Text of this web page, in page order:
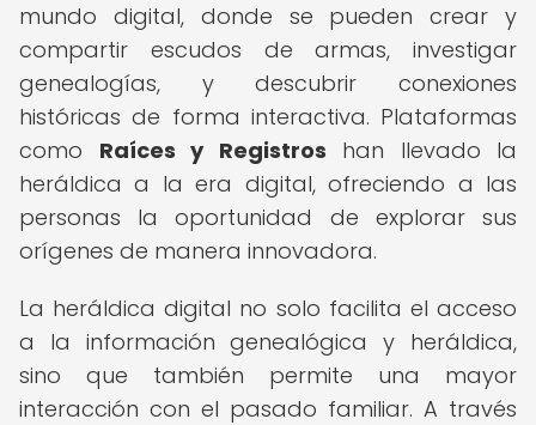
mundo digital, donde se pueden crear y
compartir escudos de armas, investigar
genealogías, y descubrir conexiones
históricas de forma interactiva. Plataformas
como Raíces y Registros han llevado la
heráldica a la era digital, ofreciendo a las
personas la oportunidad de explorar sus
orígenes de manera innovadora.
La heráldica digital no solo facilita el acceso
a la información genealógica y heráldica,
sino que también permite una mayor
interacción con el pasado familiar. A través